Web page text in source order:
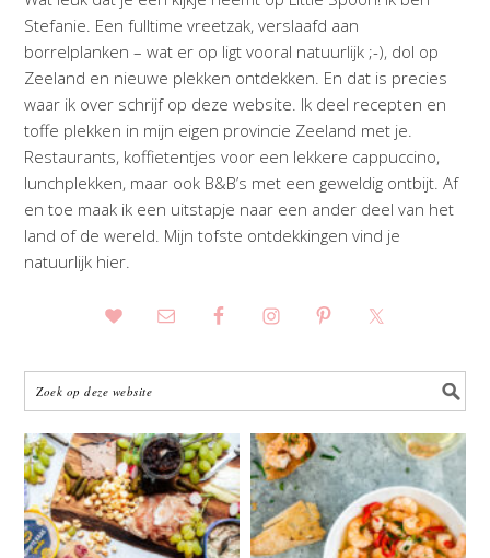
Stefanie. Een fulltime vreetzak, verslaafd aan
borrelplanken – wat er op ligt vooral natuurlijk ;-), dol op
Zeeland en nieuwe plekken ontdekken. En dat is precies
waar ik over schrijf op deze website. Ik deel recepten en
toffe plekken in mijn eigen provincie Zeeland met je.
Restaurants, koffietentjes voor een lekkere cappuccino,
lunchplekken, maar ook B&B’s met een geweldig ontbijt. Af
en toe maak ik een uitstapje naar een ander deel van het
land of de wereld. Mijn tofste ontdekkingen vind je
natuurlijk hier.